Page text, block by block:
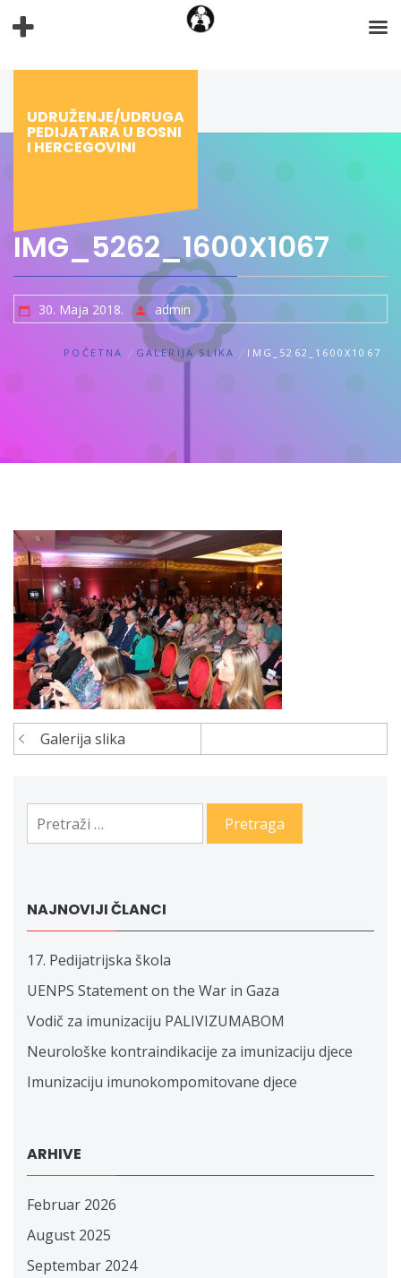
na
UDRUŽENJE/UDRUGA
PEDIJATARA U BOSNI
I HERCEGOVINI
IMG_5262_1600X1067
30. Maja 2018. admin
POČETNA GALERIJA SLIKA IMG_5262_1600X1067
Navigacija
Galerija slika
Pretraga:
NAJNOVIJI ČLANCI
17. Pedijatrijska škola
UENPS Statement on the War in Gaza
Vodič za imunizaciju PALIVIZUMABOM
Neurološke kontraindikacije za imunizaciju djece
Imunizaciju imunokompomitovane djece
ARHIVE
Februar 2026
August 2025
Septembar 2024